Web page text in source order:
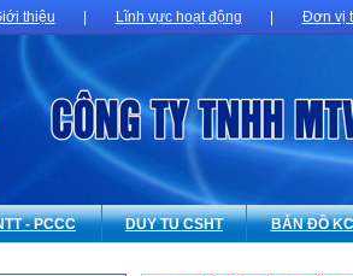
thiệu Lĩnh vực hoạt động Đơn vị
- PCCC DUY TU CSHT BẢN ĐỒ